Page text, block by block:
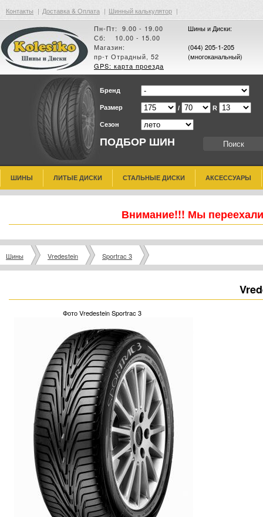
Контакты | Доставка & Оплата | Шинный калькулятор |
Пн-Пт: 9.00 - 19.00
Сб: 10.00 - 15.00
Магазин:
пр-т Отрадный, 52
GPS: карта проезда
Шины и Диски:
(044) 205-1-205
(многоканальный)
ПОДБОР ШИН
Бренд
Размер / R
Сезон
ШИНЫ ЛИТЫЕ ДИСКИ СТАЛЬНЫЕ ДИСКИ АКСЕССУАРЫ
Внимание!!! Мы
Шины Vredestein Sportrac 3
Фото Vredestein Sportrac 3